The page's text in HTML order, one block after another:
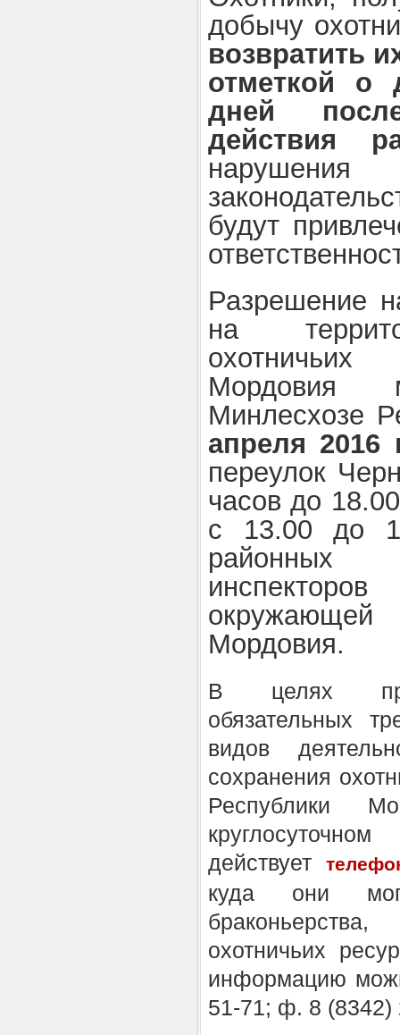
добычу
возвратить
отметкой о
дней
действия
нарушения
будут
Разрешение
на
Мордовия
Минлесхозе
апреля 2016
переулок
часов до
с 13.00 до
районных
Мордовия.
В целях
обязательных
видов
сохранения
Республики
действует
куда они
охотничьих
информацию
51-71; ф. 8 (8342)